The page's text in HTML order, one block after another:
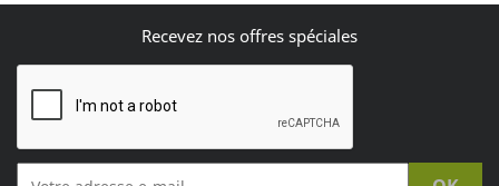
Recevez nos offres spéciales